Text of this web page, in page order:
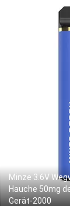
Minze 3.6V
Hauche 50mg
Gerät-2000